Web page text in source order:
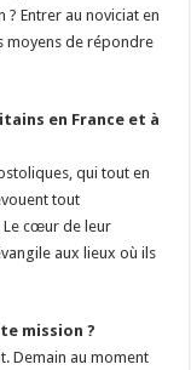
? Entrer au noviciat en
moyens de répondre
en France et à
qui tout en
tout
Le cœur de leur
aux lieux où ils
mission ?
Demain au moment